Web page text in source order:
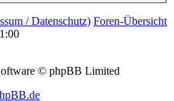
/ Datenschutz) Foren-Übersicht
© phpBB Limited